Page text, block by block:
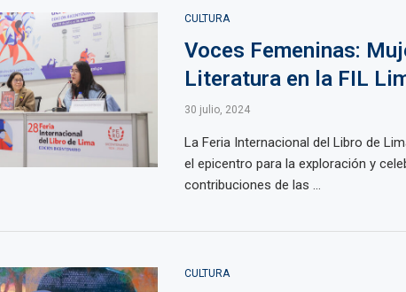
CULTURA
Voces Femeninas:
Literatura en la FIL
30 julio, 2024
La Feria Internacional del Libro de
el epicentro para la exploración y
contribuciones de las ...
CULTURA